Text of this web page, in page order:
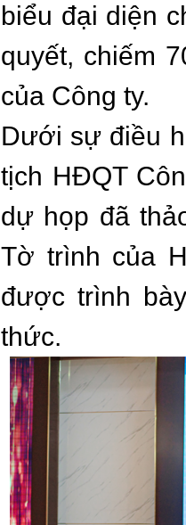
biểu đại diện
quyết, chiếm
của Công ty.
Dưới sự điều
tịch HĐQT
dự họp đã
Tờ trình của
được trình
thức.